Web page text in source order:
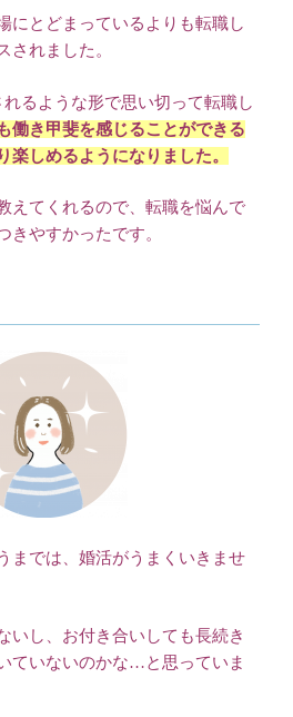
にとどまっているよりも転職し
されました。
るような形で思い切って転職し
働き甲斐を感じることができる
楽しめるようになりました。
えてくれるので、転職を悩んで
きやすかったです。
までは、婚活がうまくいきませ
いし、お付き合いしても長続き
ていないのかな…と思っていま